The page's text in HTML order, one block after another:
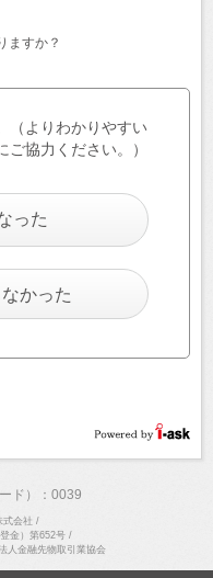
ますか？
（よりわかりやすい
協力ください。）
った
かった
ド）：0039
式会社 /
金）第652号/
人金融先物取引業協会